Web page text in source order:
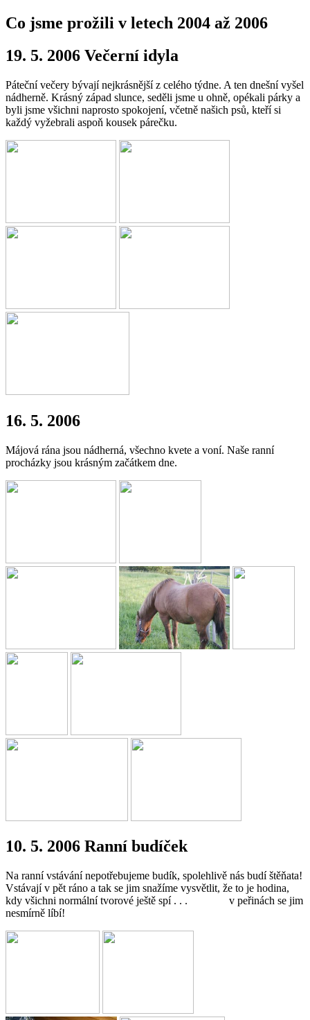
Co jsme prožili v letech 2004 až 2006
19. 5. 2006 Večerní idyla
Páteční večery bývají nejkrásnější z celého týdne. A ten dnešní vyšel
nádherně. Krásný západ slunce, seděli jsme u ohně, opékali párky a
byli jsme všichni naprosto spokojení, včetně našich psů, kteří si
každý vyžebrali aspoň kousek párečku.
16. 5. 2006
Májová rána jsou nádherná, všechno kvete a voní. Naše ranní
procházky jsou krásným začátkem dne.
10. 5. 2006 Ranní budíček
Na ranní vstávání nepotřebujeme budík, spolehlivě nás budí štěňata!
Vstávají v pět ráno a tak se jim snažíme vysvětlit, že to je hodina,
kdy všichni normální tvorové ještě spí . . . v peřinách se jim
nesmírně líbí!